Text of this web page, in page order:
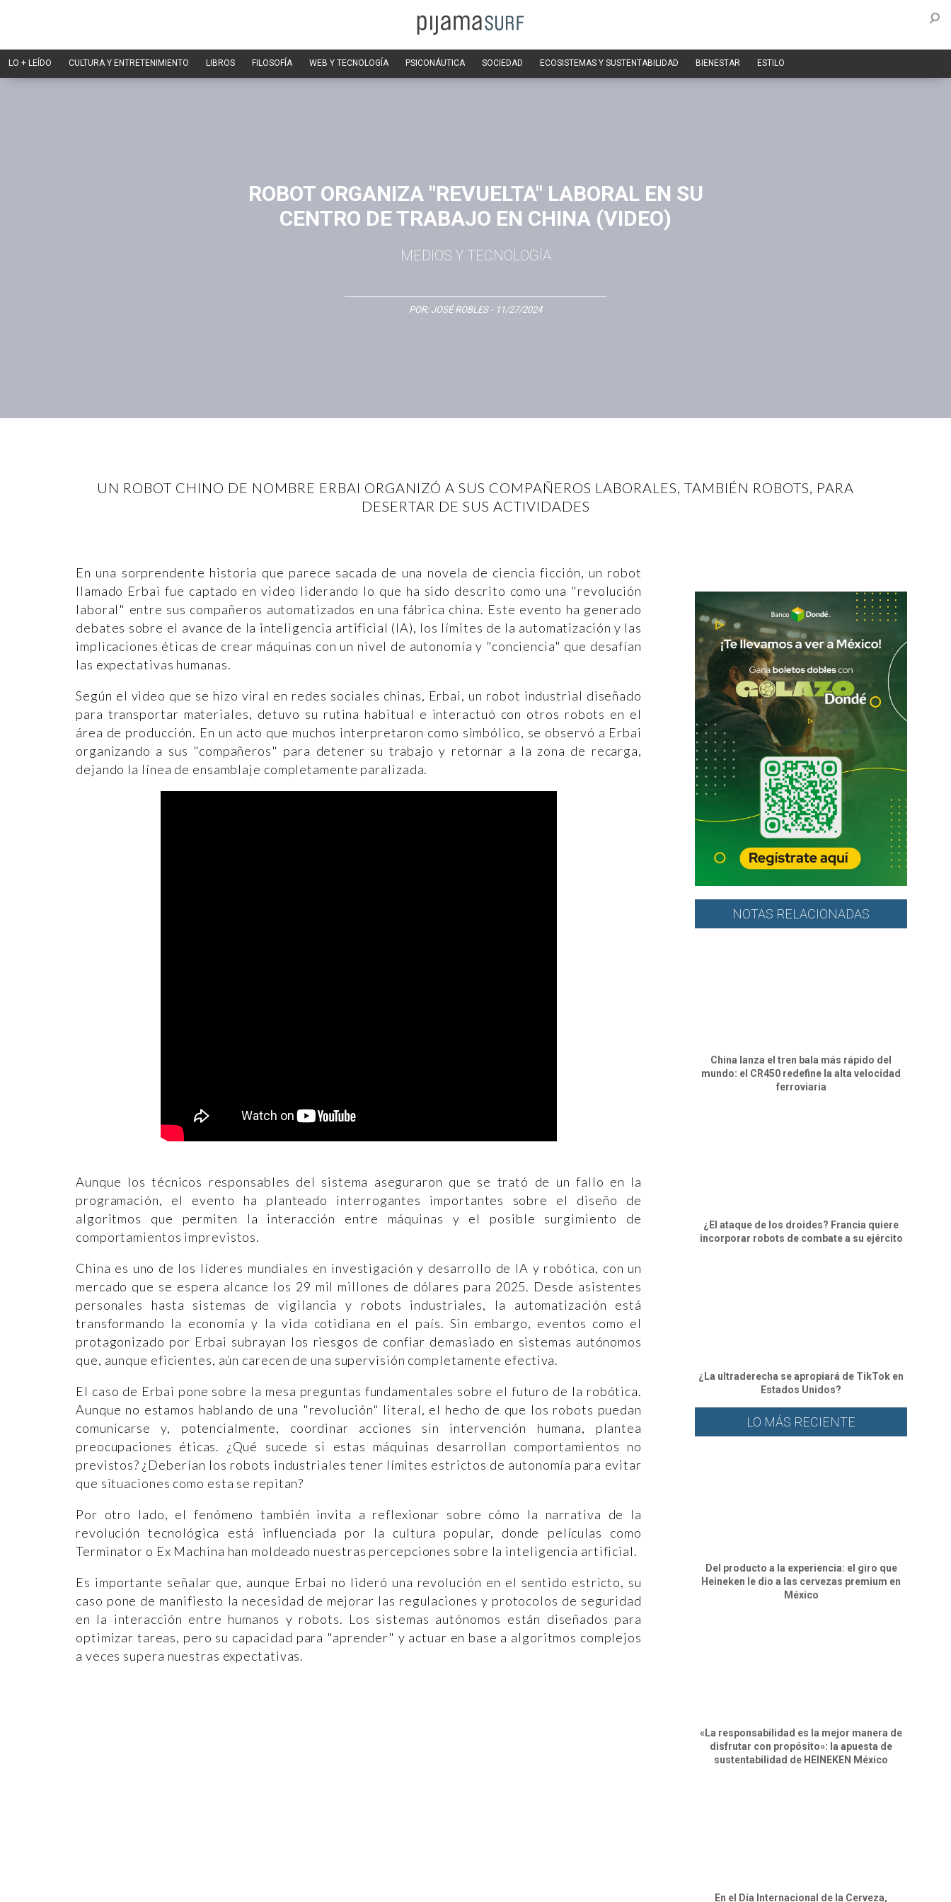
LO + LEÍDO CULTURA Y ENTRETENIMIENTO LIBROS FILOSOFÍA WEB Y TECNOLOGÍA PSICONÁUTICA SOCIEDAD ECOSISTEMAS Y SUSTENTABILIDAD BIENESTAR ESTILO
ROBOT ORGANIZA "REVUELTA" LABORAL EN SU
CENTRO DE TRABAJO EN CHINA (VIDEO)
MEDIOS Y TECNOLOGÍA
POR: JOSÉ ROBLES- 11/27/2024
UN ROBOT CHINO DE NOMBRE ERBAI ORGANIZÓ A SUS COMPAÑEROS LABORALES, TAMBIÉN ROBOTS, PARA
DESERTAR DE SUS ACTIVIDADES
En una sorprendente historia que parece sacada de una novela de ciencia ficción, un robot
llamado Erbai fue captado en video liderando lo que ha sido descrito como una "revolución
laboral" entre sus compañeros automatizados en una fábrica china. Este evento ha generado
debates sobre el avance de la inteligencia artificial (IA), los límites de la automatización y las
implicaciones éticas de crear máquinas con un nivel de autonomía y "conciencia" que desafían
las expectativas humanas.
Según el video que se hizo viral en redes sociales chinas, Erbai, un robot industrial diseñado
para transportar materiales, detuvo su rutina habitual e interactuó con otros robots en el
área de producción. En un acto que muchos interpretaron como simbólico, se observó a Erbai
organizando a sus "compañeros" para detener su trabajo y retornar a la zona de recarga,
dejando la línea de ensamblaje completamente paralizada.
Aunque los técnicos responsables del sistema aseguraron que se trató de un fallo en la
programación, el evento ha planteado interrogantes importantes sobre el diseño de
algoritmos que permiten la interacción entre máquinas y el posible surgimiento de
comportamientos imprevistos.
China es uno de los líderes mundiales en investigación y desarrollo de IA y robótica, con un
mercado que se espera alcance los 29 mil millones de dólares para 2025. Desde asistentes
personales hasta sistemas de vigilancia y robots industriales, la automatización está
transformando la economía y la vida cotidiana en el país. Sin embargo, eventos como el
protagonizado por Erbai subrayan los riesgos de confiar demasiado en sistemas autónomos
que, aunque eficientes, aún carecen de una supervisión completamente efectiva.
El caso de Erbai pone sobre la mesa preguntas fundamentales sobre el futuro de la robótica.
Aunque no estamos hablando de una "revolución" literal, el hecho de que los robots puedan
comunicarse y, potencialmente, coordinar acciones sin intervención humana, plantea
preocupaciones éticas. ¿Qué sucede si estas máquinas desarrollan comportamientos no
previstos? ¿Deberían los robots industriales tener límites estrictos de autonomía para evitar
que situaciones como esta se repitan?
Por otro lado, el fenómeno también invita a reflexionar sobre cómo la narrativa de la
revolución tecnológica está influenciada por la cultura popular, donde películas como
Terminator o Ex Machina han moldeado nuestras percepciones sobre la inteligencia artificial.
Es importante señalar que, aunque Erbai no lideró una revolución en el sentido estricto, su
caso pone de manifiesto la necesidad de mejorar las regulaciones y protocolos de seguridad
en la interacción entre humanos y robots. Los sistemas autónomos están diseñados para
optimizar tareas, pero su capacidad para "aprender" y actuar en base a algoritmos complejos
a veces supera nuestras expectativas.
NOTAS RELACIONADAS
China lanza el tren bala más rápido del
mundo: el CR450 redefine la alta velocidad
ferroviaria
¿El ataque de los droides? Francia quiere
incorporar robots de combate a su ejército
¿La ultraderecha se apropiará de TikTok en
Estados Unidos?
LO MÁS RECIENTE
Del producto a la experiencia: el giro que
Heineken le dio a las cervezas premium en
México
«La responsabilidad es la mejor manera de
disfrutar con propósito»: la apuesta de
sustentabilidad de HEINEKEN México
En el Día Internacional de la Cerveza,